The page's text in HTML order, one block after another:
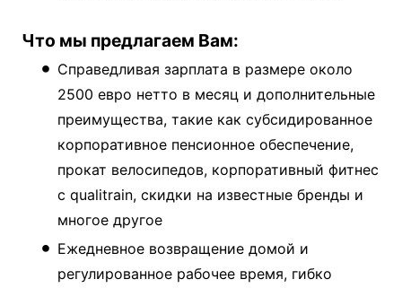
Что мы предлагаем Вам:
Справедливая зарплата в размере около
2500 евро нетто в месяц и дополнительные
преимущества, такие как субсидированное
корпоративное пенсионное обеспечение,
прокат велосипедов, корпоративный фитнес
с qualitrain, скидки на известные бренды и
многое другое
Ежедневное возвращение домой и
регулированное рабочее время, гибко